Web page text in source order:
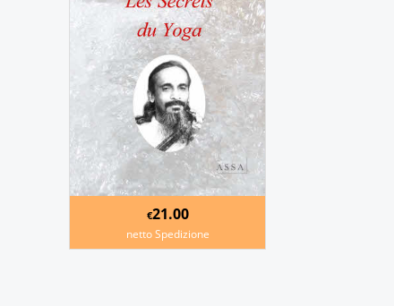
€21.00
netto Spedizione